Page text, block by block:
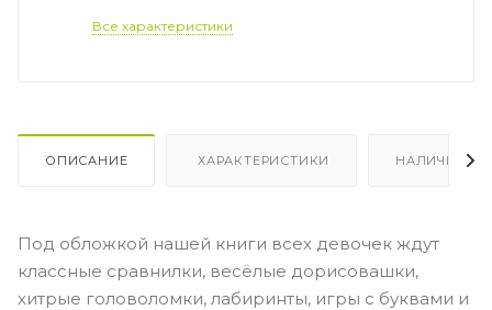
Все характеристики
ОПИСАНИЕ ХАРАКТЕРИСТИКИ НАЛИЧИЕ
Под обложкой нашей книги всех девочек ждут
классные сравнилки, весёлые дорисовашки,
хитрые головоломки, лабиринты, игры с буквами и